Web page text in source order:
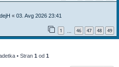
« 03. Avg 2026 23:41
1 46 47 48 49
• Stran 1 od 1